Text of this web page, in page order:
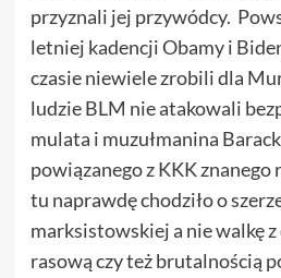
przyznali jej przywódcy.
letniej kadencji Obamy i
czasie niewiele zrobili dla
ludzie BLM nie atakowali
mulata i muzułmanina
powiązanego z KKK znanego
tu naprawdę chodziło o
marksistowskiej a nie walkę
rasową czy też brutalnością